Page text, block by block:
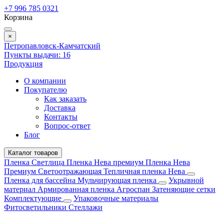
+7 996 785 0321
Корзина
×
Петропавловск-Камчатский
Пункты выдачи: 16
Продукция
О компании
Покупателю
Как заказать
Доставка
Контакты
Вопрос-ответ
Блог
Каталог товаров
Пленка Светлица Пленка Нева премиум Пленка Нева
Премиум Светоотражающая Тепличная пленка Нева
Пленка для бассейна Мульчирующая пленка
Укрывной
материал Армированная пленка Агроспан Затеняющие сетки
Комплектующие
Упаковочные материалы
Фитосветильники Стеллажи